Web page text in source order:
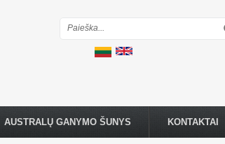
Paieškos forma
AUSTRALŲ GANYMO ŠUNYS KONTAKTAI